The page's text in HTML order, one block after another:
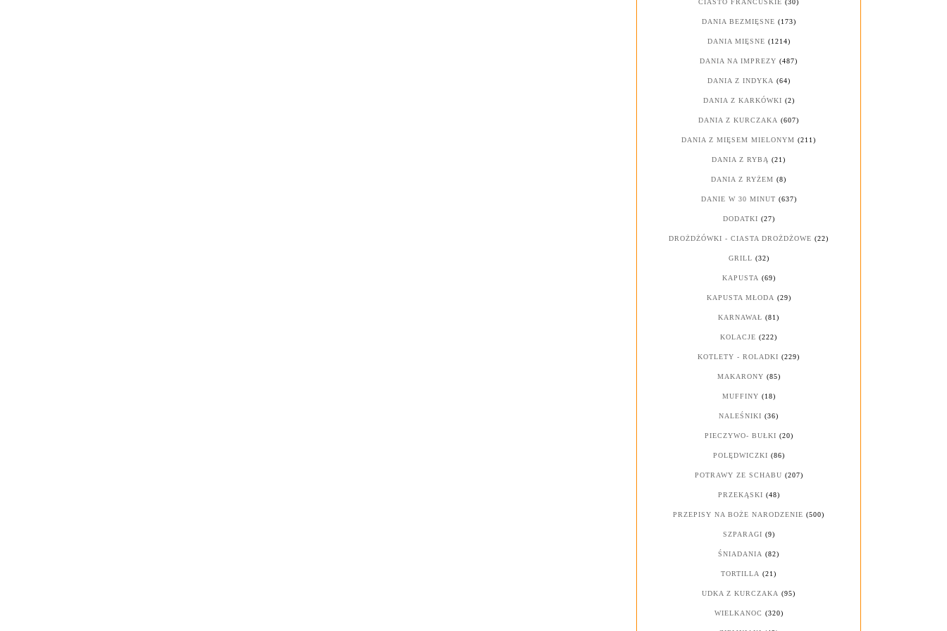
CIASTO FRANCUSKIE (30)
DANIA BEZMIĘSNE (173)
DANIA MIĘSNE (1214)
DANIA NA IMPREZY (487)
DANIA Z INDYKA (64)
DANIA Z KARKÓWKI (2)
DANIA Z KURCZAKA (607)
DANIA Z MIĘSEM MIELONYM (211)
DANIA Z RYBĄ (21)
DANIA Z RYŻEM (8)
DANIE W 30 MINUT (637)
DODATKI (27)
DROŻDŻÓWKI - CIASTA DROŻDŻOWE (22)
GRILL (32)
KAPUSTA (69)
KAPUSTA MŁODA (29)
KARNAWAŁ (81)
KOLACJE (222)
KOTLETY - ROLADKI (229)
MAKARONY (85)
MUFFINY (18)
NALEŚNIKI (36)
PIECZYWO- BUŁKI (20)
POLĘDWICZKI (86)
POTRAWY ZE SCHABU (207)
PRZEKĄSKI (48)
PRZEPISY NA BOŻE NARODZENIE (500)
SZPARAGI (9)
ŚNIADANIA (82)
TORTILLA (21)
UDKA Z KURCZAKA (95)
WIELKANOC (320)